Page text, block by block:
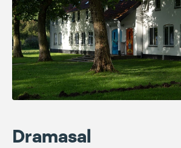
Dramasal